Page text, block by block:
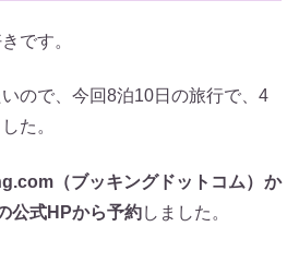
です。
ので、今回8泊10日の旅行で、4
た。
（ブッキングドットコム） か
公式HPから予約しました。